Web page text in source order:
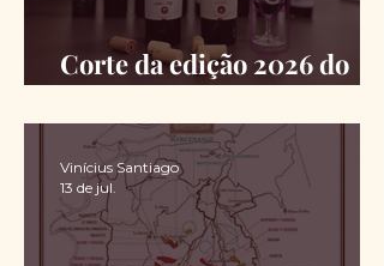
Corte da edição 2026 do
Vinícius Santiago
13 de jul.